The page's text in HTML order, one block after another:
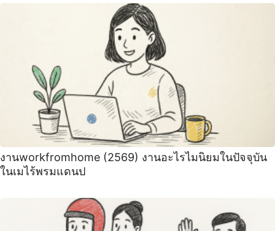
งานworkfromhome (2569) งานอะไรไมนิยมในปัจจุบัน
ในเมไร้พรมแดนป